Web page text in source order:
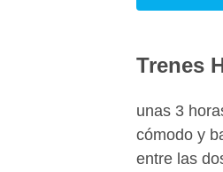
Trenes
unas 3
cómodo y
entre las